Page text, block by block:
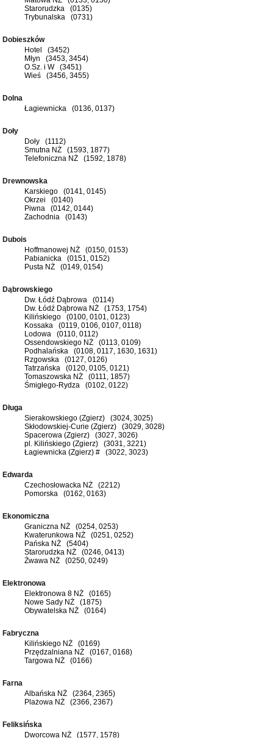
Starorudzka (0135)
Trybunalska (0731)
Dobieszków
Hotel (3452)
Młyn (3453, 3454)
O.Sz. i W (3451)
Wieś (3456, 3455)
Dolna
Łagiewnicka (0136, 0137)
Doły
Doły (1112)
Smutna NŻ (1593, 1877)
Telefoniczna NŻ (1592, 1878)
Drewnowska
Karskiego (0141, 0145)
Okrzei (0140)
Piwna (0142, 0144)
Zachodnia (0143)
Dubois
Hoffmanowej NŻ (0150, 0153)
Pabianicka (0151, 0152)
Pusta NŻ (0149, 0154)
Dąbrowskiego
Dw. Łódź Dąbrowa (0114)
Dw. Łódź Dąbrowa NŻ (1753, 1754)
Kilińskiego (0100, 0101, 0123)
Kossaka (0119, 0106, 0107, 0118)
Lodowa (0110, 0112)
Ossendowskiego NŻ (0113, 0109)
Podhalańska (0108, 0117, 1630, 1631)
Rzgowska (0127, 0126)
Tatrzańska (0120, 0105, 0121)
Tomaszowska NŻ (0111, 1857)
Śmigłego-Rydza (0102, 0122)
Długa
Sierakowskiego (Zgierz) (3024, 3025)
Skłodowskiej-Curie (Zgierz) (3029, 3028)
Spacerowa (Zgierz) (3027, 3026)
pl. Kilińskiego (Zgierz) (3031, 3221)
Łagiewnicka (Zgierz) # (3022, 3023)
Edwarda
Czechosłowacka NŻ (2212)
Pomorska (0162, 0163)
Ekonomiczna
Graniczna NŻ (0254, 0253)
Kwaterunkowa NŻ (0251, 0252)
Pańska NŻ (5404)
Starorudzka NŻ (0246, 0413)
Żwawa NŻ (0250, 0249)
Elektronowa
Elektronowa 8 NŻ (0165)
Nowe Sady NŻ (1875)
Obywatelska NŻ (0164)
Fabryczna
Kilińskiego NŻ (0169)
Przędzalniana NŻ (0167, 0168)
Targowa NŻ (0166)
Farna
Albańska NŻ (2364, 2365)
Plażowa NŻ (2366, 2367)
Feliksińska
Dworcowa NŻ (1577, 1578)